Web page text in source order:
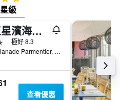
級
海王星濱海貝爾克原創精品飯店 (國際飯店)
極好 8.3
32 Esplanade Parmentier, 貝爾克, 加萊海峽省, 法國
查看優惠